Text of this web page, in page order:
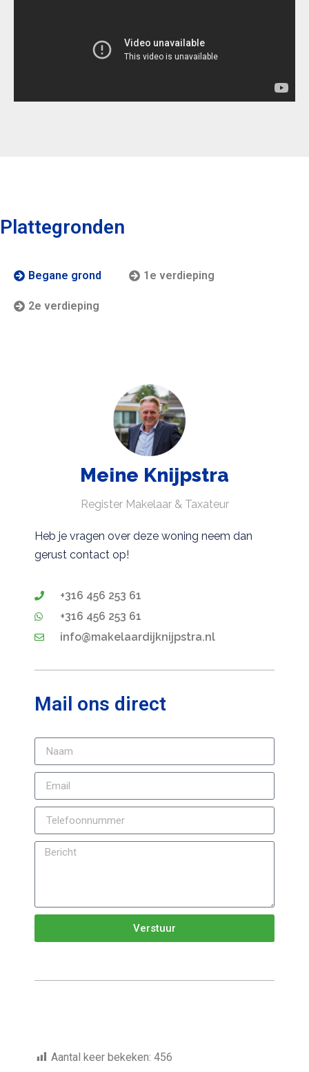
Plattegronden
Begane grond 1e verdieping
2e verdieping
Meine Knijpstra
Register Makelaar & Taxateur
Heb je vragen over deze woning neem dan
gerust contact op!
+316 456 253 61
+316 456 253 61
info@makelaardijknijpstra.nl
Mail ons direct
Verstuur
Aantal keer bekeken: 456